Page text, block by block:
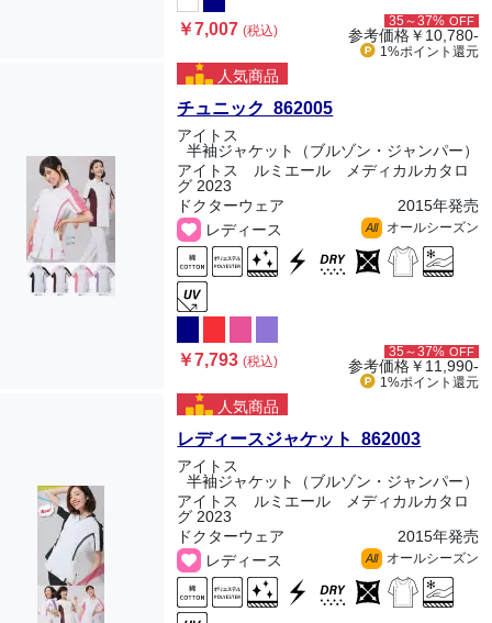
￥7,007(税込)
35～37% OFF
参考価格￥10,780-
1%ポイント 還元
人気商品
チュニック 862005
アイトス
半袖ジャケット（ブルゾン・ジャンパー）
アイトス ルミエール メディカルカタロ
グ 2023
ドクターウェア
2015年発売
レディース
All オールシーズン
￥7,793(税込)
35～37% OFF
参考価格￥11,990-
1%ポイント 還元
人気商品
レディースジャケット 862003
アイトス
半袖ジャケット（ブルゾン・ジャンパー）
アイトス ルミエール メディカルカタロ
グ 2023
ドクターウェア
2015年発売
レディース
All オールシーズン